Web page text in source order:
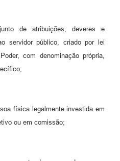
de atribuições, deveres e
servidor público, criado por lei
com denominação própria,
física legalmente investida em
ou em comissão;